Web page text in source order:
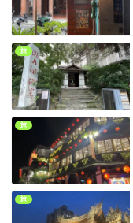
旅
旅
旅